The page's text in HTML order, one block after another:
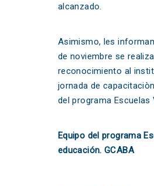
alcanzado.
Asimismo, les
de noviembre se
reconocimiento al
jornada de
del programa Escuelas
Equipo del programa
educación. GCABA